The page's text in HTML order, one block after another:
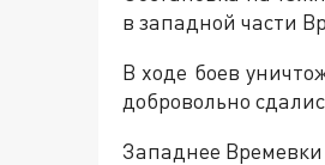
в западной части
В ходе боев
добровольно
Западнее Времевки